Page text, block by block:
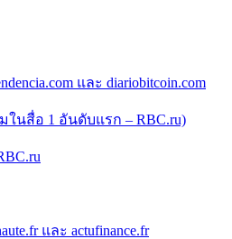
และ diariobitcoin.com
ในสื่อ 1 อันดับแรก – RBC.ru)
และ actufinance.fr